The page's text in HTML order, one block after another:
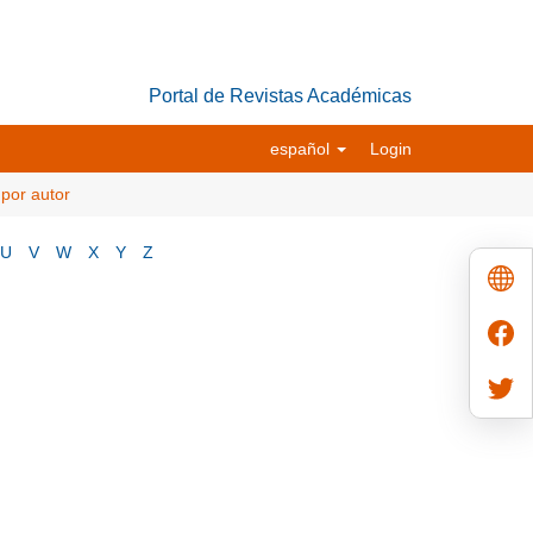
Portal de Revistas Académicas
español Login
autor
U V W X Y Z